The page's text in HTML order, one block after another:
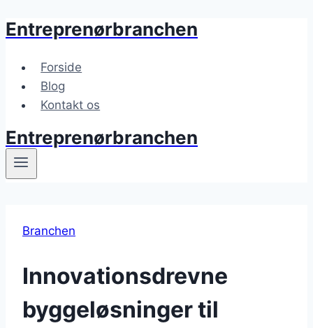
Fortsæt
indhold
Entreprenørbranchen
Forside
Blog
Kontakt os
Entreprenørbranchen
Branchen
Innovationsdrevne
byggeløsninger til